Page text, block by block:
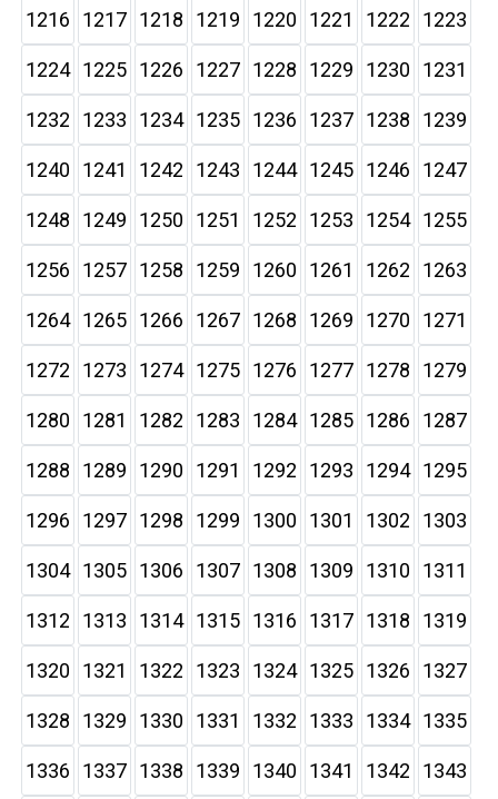
1216 1217 1218 1219 1220 1221 1222 1223
1224 1225 1226 1227 1228 1229 1230 1231
1232 1233 1234 1235 1236 1237 1238 1239
1240 1241 1242 1243 1244 1245 1246 1247
1248 1249 1250 1251 1252 1253 1254 1255
1256 1257 1258 1259 1260 1261 1262 1263
1264 1265 1266 1267 1268 1269 1270 1271
1272 1273 1274 1275 1276 1277 1278 1279
1280 1281 1282 1283 1284 1285 1286 1287
1288 1289 1290 1291 1292 1293 1294 1295
1296 1297 1298 1299 1300 1301 1302 1303
1304 1305 1306 1307 1308 1309 1310 1311
1312 1313 1314 1315 1316 1317 1318 1319
1320 1321 1322 1323 1324 1325 1326 1327
1328 1329 1330 1331 1332 1333 1334 1335
1336 1337 1338 1339 1340 1341 1342 1343